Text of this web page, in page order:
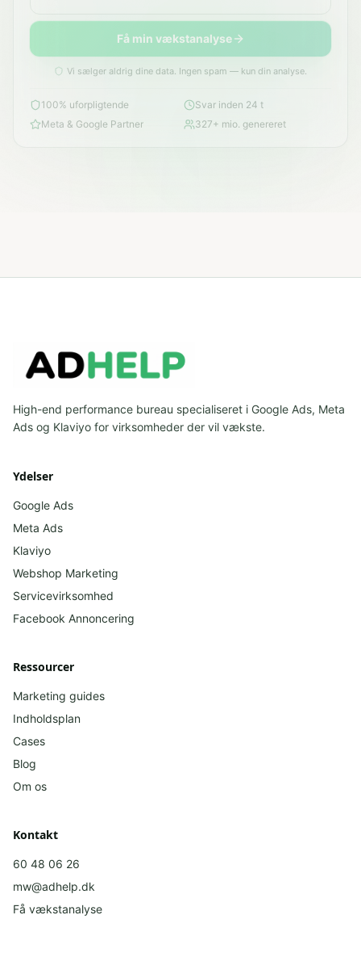
Få min vækstanalyse
Vi sælger aldrig dine data. Ingen spam — kun din analyse.
100% uforpligtende
Svar inden 24 t
Meta & Google Partner
327+ mio. genereret
High-end performance bureau specialiseret i Google Ads, Meta
Ads og Klaviyo for virksomheder der vil vækste.
Ydelser
Google Ads
Meta Ads
Klaviyo
Webshop Marketing
Servicevirksomhed
Facebook Annoncering
Ressourcer
Marketing guides
Indholdsplan
Cases
Blog
Om os
Kontakt
60 48 06 26
mw@adhelp.dk
Få vækstanalyse